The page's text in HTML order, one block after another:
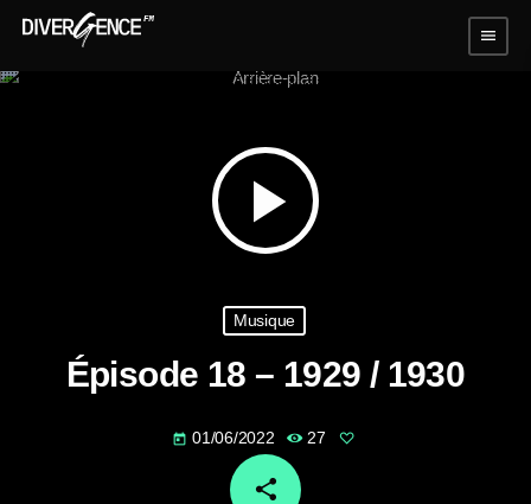
menu
play_arrow
Musique
Épisode 18 – 1929 / 1930
today 01/06/2022 27
share
email